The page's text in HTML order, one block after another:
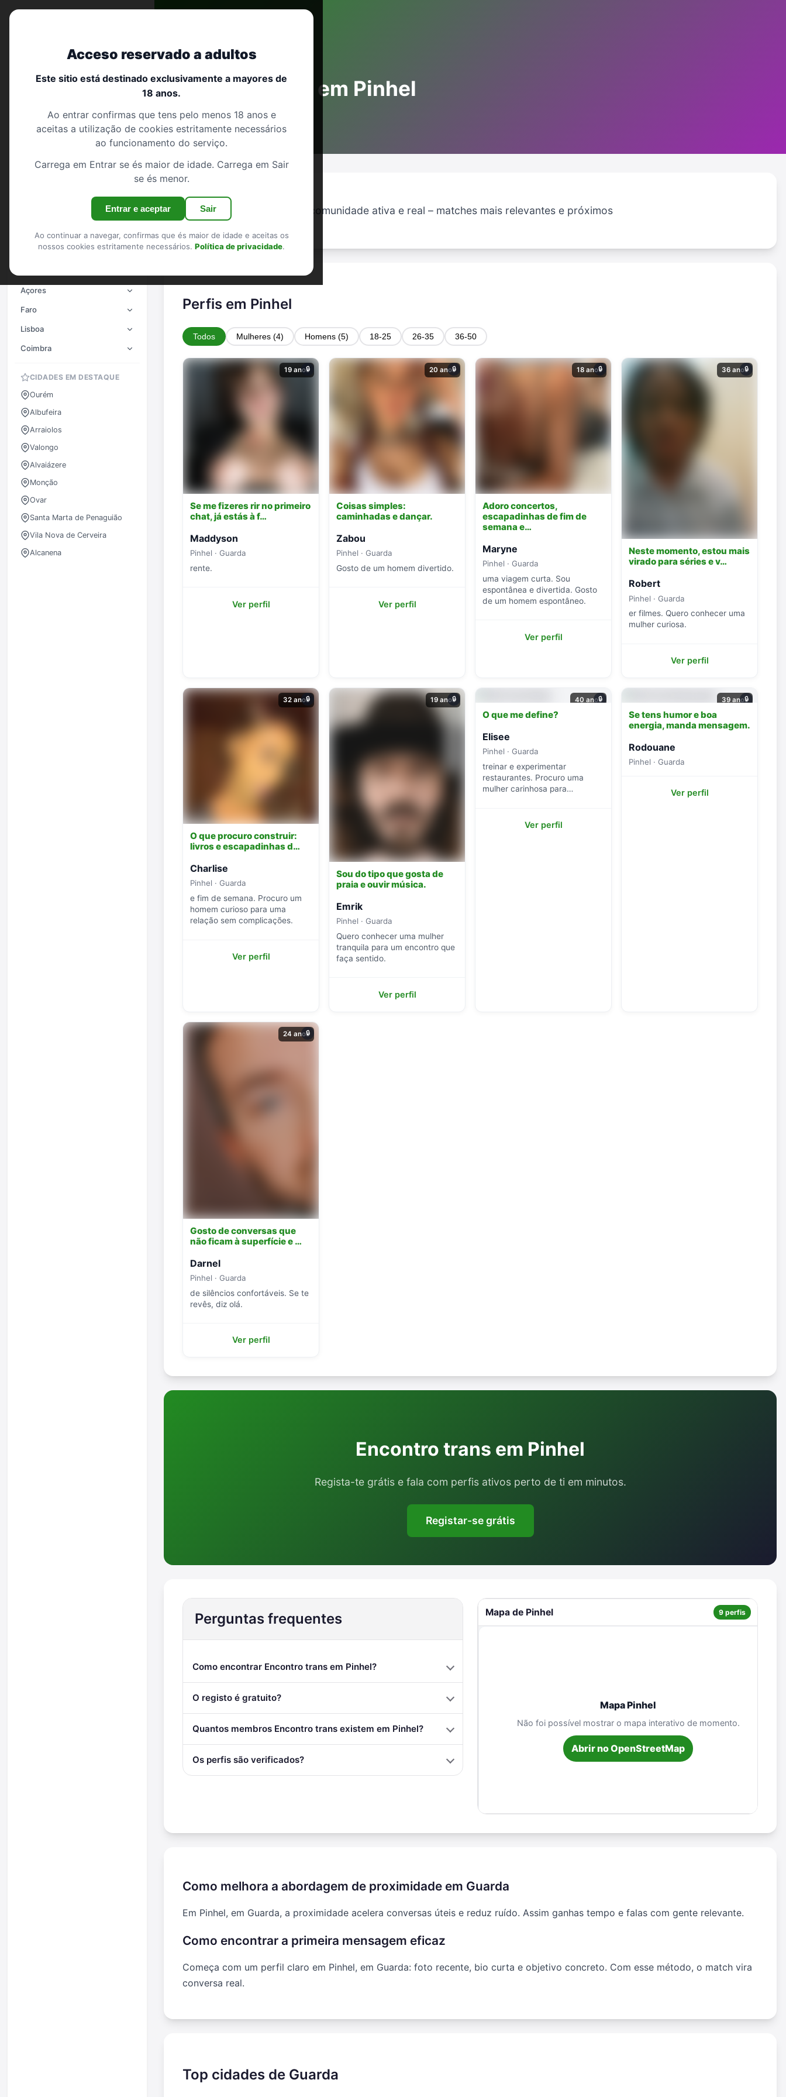
Acceso reservado a adultos
Este sitio está destinado exclusivamente a mayores de
18 anos.
Ao entrar confirmas que tens pelo menos 18 anos e
aceitas a utilização de cookies estritamente necessários
ao funcionamento do serviço.
Carrega em Entrar se és maior de idade. Carrega em Sair
se és menor.
Entrar e aceptar Sair
Ao continuar a navegar, confirmas que és maior de idade e aceitas os
nossos cookies estritamente necessários. Política de privacidade.
Registo
Santarém
Aveiro
Açores
Faro
Lisboa
Coimbra
CIDADES EM DESTAQUE
Ourém
Albufeira
Arraiolos
Valongo
Alvaiázere
Monção
Ovar
Santa Marta de Penaguião
Vila Nova de Cerveira
Alcanena
Encontro trans em Pinhel
Guarda 9 perfis
Encontro trans em Pinhel: comunidade ativa e real – matches mais relevantes e próximos
Perfis em Pinhel
Todos Mulheres (4) Homens (5) 18-25 26-35 36-50
19 anos
🔒
Se me fizeres rir no primeiro
chat, já estás à f…
Maddyson
Pinhel · Guarda
rente.
Ver perfil
20 anos
🔒
Coisas simples:
caminhadas e dançar.
Zabou
Pinhel · Guarda
Gosto de um homem divertido.
Ver perfil
18 anos
🔒
Adoro concertos,
escapadinhas de fim de
semana e…
Maryne
Pinhel · Guarda
uma viagem curta. Sou
espontânea e divertida. Gosto
de um homem espontâneo.
Ver perfil
36 anos
🔒
Neste momento, estou mais
virado para séries e v…
Robert
Pinhel · Guarda
er filmes. Quero conhecer uma
mulher curiosa.
Ver perfil
32 anos
🔒
O que procuro construir:
livros e escapadinhas d…
Charlise
Pinhel · Guarda
e fim de semana. Procuro um
homem curioso para uma
relação sem complicações.
Ver perfil
19 anos
🔒
Sou do tipo que gosta de
praia e ouvir música.
Emrik
Pinhel · Guarda
Quero conhecer uma mulher
tranquila para um encontro que
faça sentido.
Ver perfil
40 anos
🔒
O que me define?
Elisee
Pinhel · Guarda
treinar e experimentar
restaurantes. Procuro uma
mulher carinhosa para
Ver perfil
39 anos
🔒
Se tens humor e boa
energia, manda mensagem.
Rodouane
Pinhel · Guarda
Ver perfil
24 anos
🔒
Gosto de conversas que
não ficam à superfície e …
Darnel
Pinhel · Guarda
de silêncios confortáveis. Se te
revês, diz olá.
Ver perfil
Encontro trans em Pinhel
Regista-te grátis e fala com perfis ativos perto de ti em minutos.
Registar-se grátis
Perguntas frequentes
Como encontrar Encontro trans em Pinhel?
O registo é gratuito?
Quantos membros Encontro trans existem em Pinhel?
Os perfis são verificados?
Mapa de Pinhel 9 perfis
Mapa Pinhel
Não foi possível mostrar o mapa interativo de momento.
Abrir no OpenStreetMap
Como melhora a abordagem de proximidade em Guarda
Em Pinhel, em Guarda, a proximidade acelera conversas úteis e reduz ruído. Assim ganhas tempo e falas com gente relevante.
Como encontrar a primeira mensagem eficaz
Começa com um perfil claro em Pinhel, em Guarda: foto recente, bio curta e objetivo concreto. Com esse método, o match vira
conversa real.
Top cidades de Guarda